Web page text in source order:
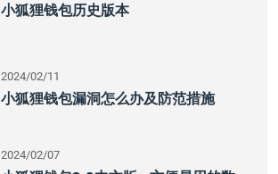
小狐狸钱包历史版本
2024/02/11
小狐狸钱包漏洞怎么办及防范措施
2024/02/07